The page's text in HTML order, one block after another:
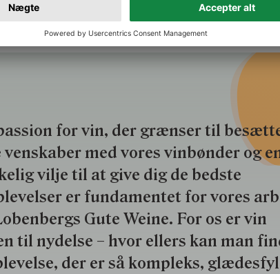
for vin, der grænser til
med vores vinbønder og
vilje til at give dig de bedste
er fundamentet for vores
Gute Weine. For os er vin
til nydelse – hvor ellers kan man
der er så kompleks,